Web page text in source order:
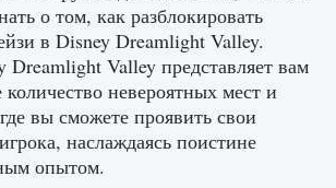
о том, как разблокировать
в Disney Dreamlight Valley.
Dreamlight Valley представляет вам
невероятных мест и
вы сможете проявить свои
наслаждаясь поистине
опытом.